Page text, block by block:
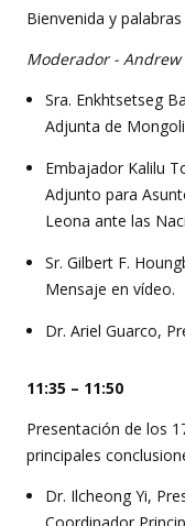
Bienvenida y
Moderador - Andrew
Sra. Enkhtsetseg
Adjunta de
Embajador Kalilu
Adjunto para
Leona ante las
Sr. Gilbert F.
Mensaje en vídeo.
Dr. Ariel Guarco,
11:35 – 11:50
Presentación de los
principales
Dr. Ilcheong Yi,